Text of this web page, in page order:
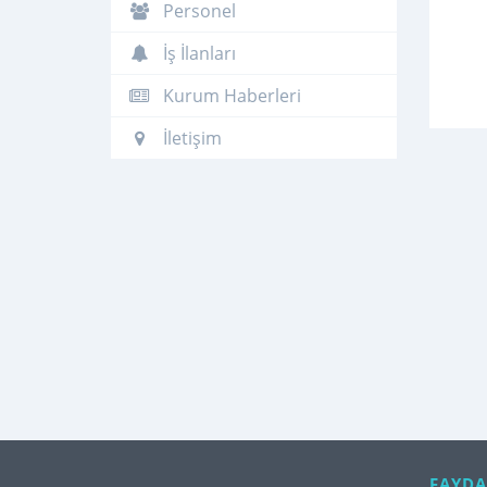
Personel
İş İlanları
Kurum Haberleri
İletişim